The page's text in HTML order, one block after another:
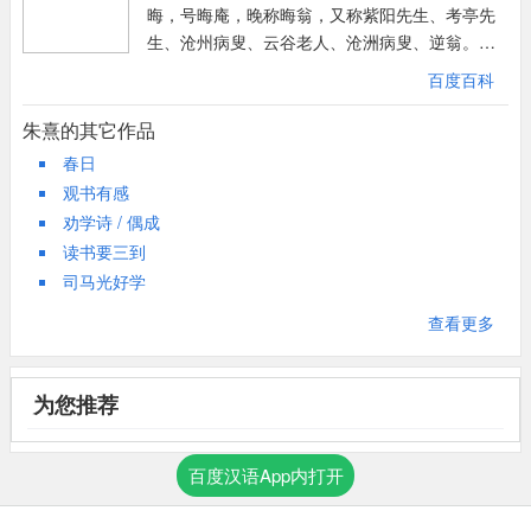
晦，号晦庵，晚称晦翁，又称紫阳先生、考亭先
生、沧州病叟、云谷老人、沧洲病叟、逆翁。谥
文，又称朱文公。汉族，祖籍南宋江南东路徽州
府婺源县（今江西省婺源），出生于南剑州尤溪
（今属福建三明市）。南宋著名的理学家、思想
的学生，家境穷困，自小聪颖，弱冠及第，中绍
考亭先生。承北宋周敦颐与二程学说，创立宋代
《大学》、《中庸》、《论语》、《孟子》为四
百度百科
朱熹的其它作品
春日
观书有感
劝学诗 / 偶成
读书要三到
司马光好学
查看更多
为您推荐
百度汉语App内打开